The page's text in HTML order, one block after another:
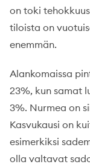
on toki
tiloista on
enemmän.
Alankomaissa
23%, kun samat
3%. Nurmea on
Kasvukausi on
esimerkiksi
olla valtavat